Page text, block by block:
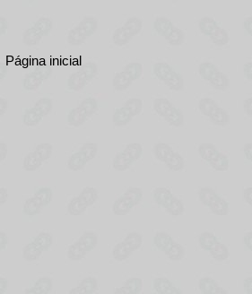
Página inicial